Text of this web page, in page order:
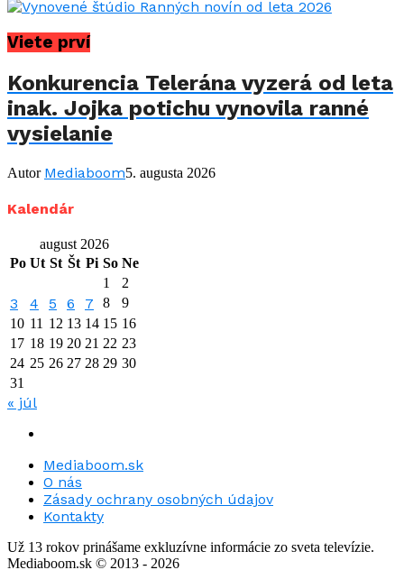
Viete prví
Konkurencia Telerána vyzerá od leta
inak. Jojka potichu vynovila ranné
vysielanie
Autor Mediaboom5. augusta 2026
Kalendár
august 2026
Po Ut St Št Pi So Ne
1
2
3 4 5 6 7 8
9
10 11 12 13 14 15 16
17 18 19 20 21 22 23
24 25 26 27 28 29 30
31
« júl
Mediaboom.sk
O nás
Zásady ochrany osobných údajov
Kontakty
Už 13 rokov prinášame exkluzívne informácie zo sveta televízie.
Mediaboom.sk © 2013 - 2026